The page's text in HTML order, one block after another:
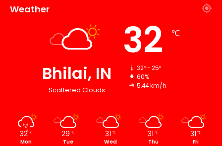
Weather
Bhilai, IN
Scattered Clouds
32 ℃
32º - 25º
60%
5.44 km/h
32 ℃
Mon
29 ℃
Tue
31 ℃
Wed
31 ℃
Thu
31 ℃
Fri